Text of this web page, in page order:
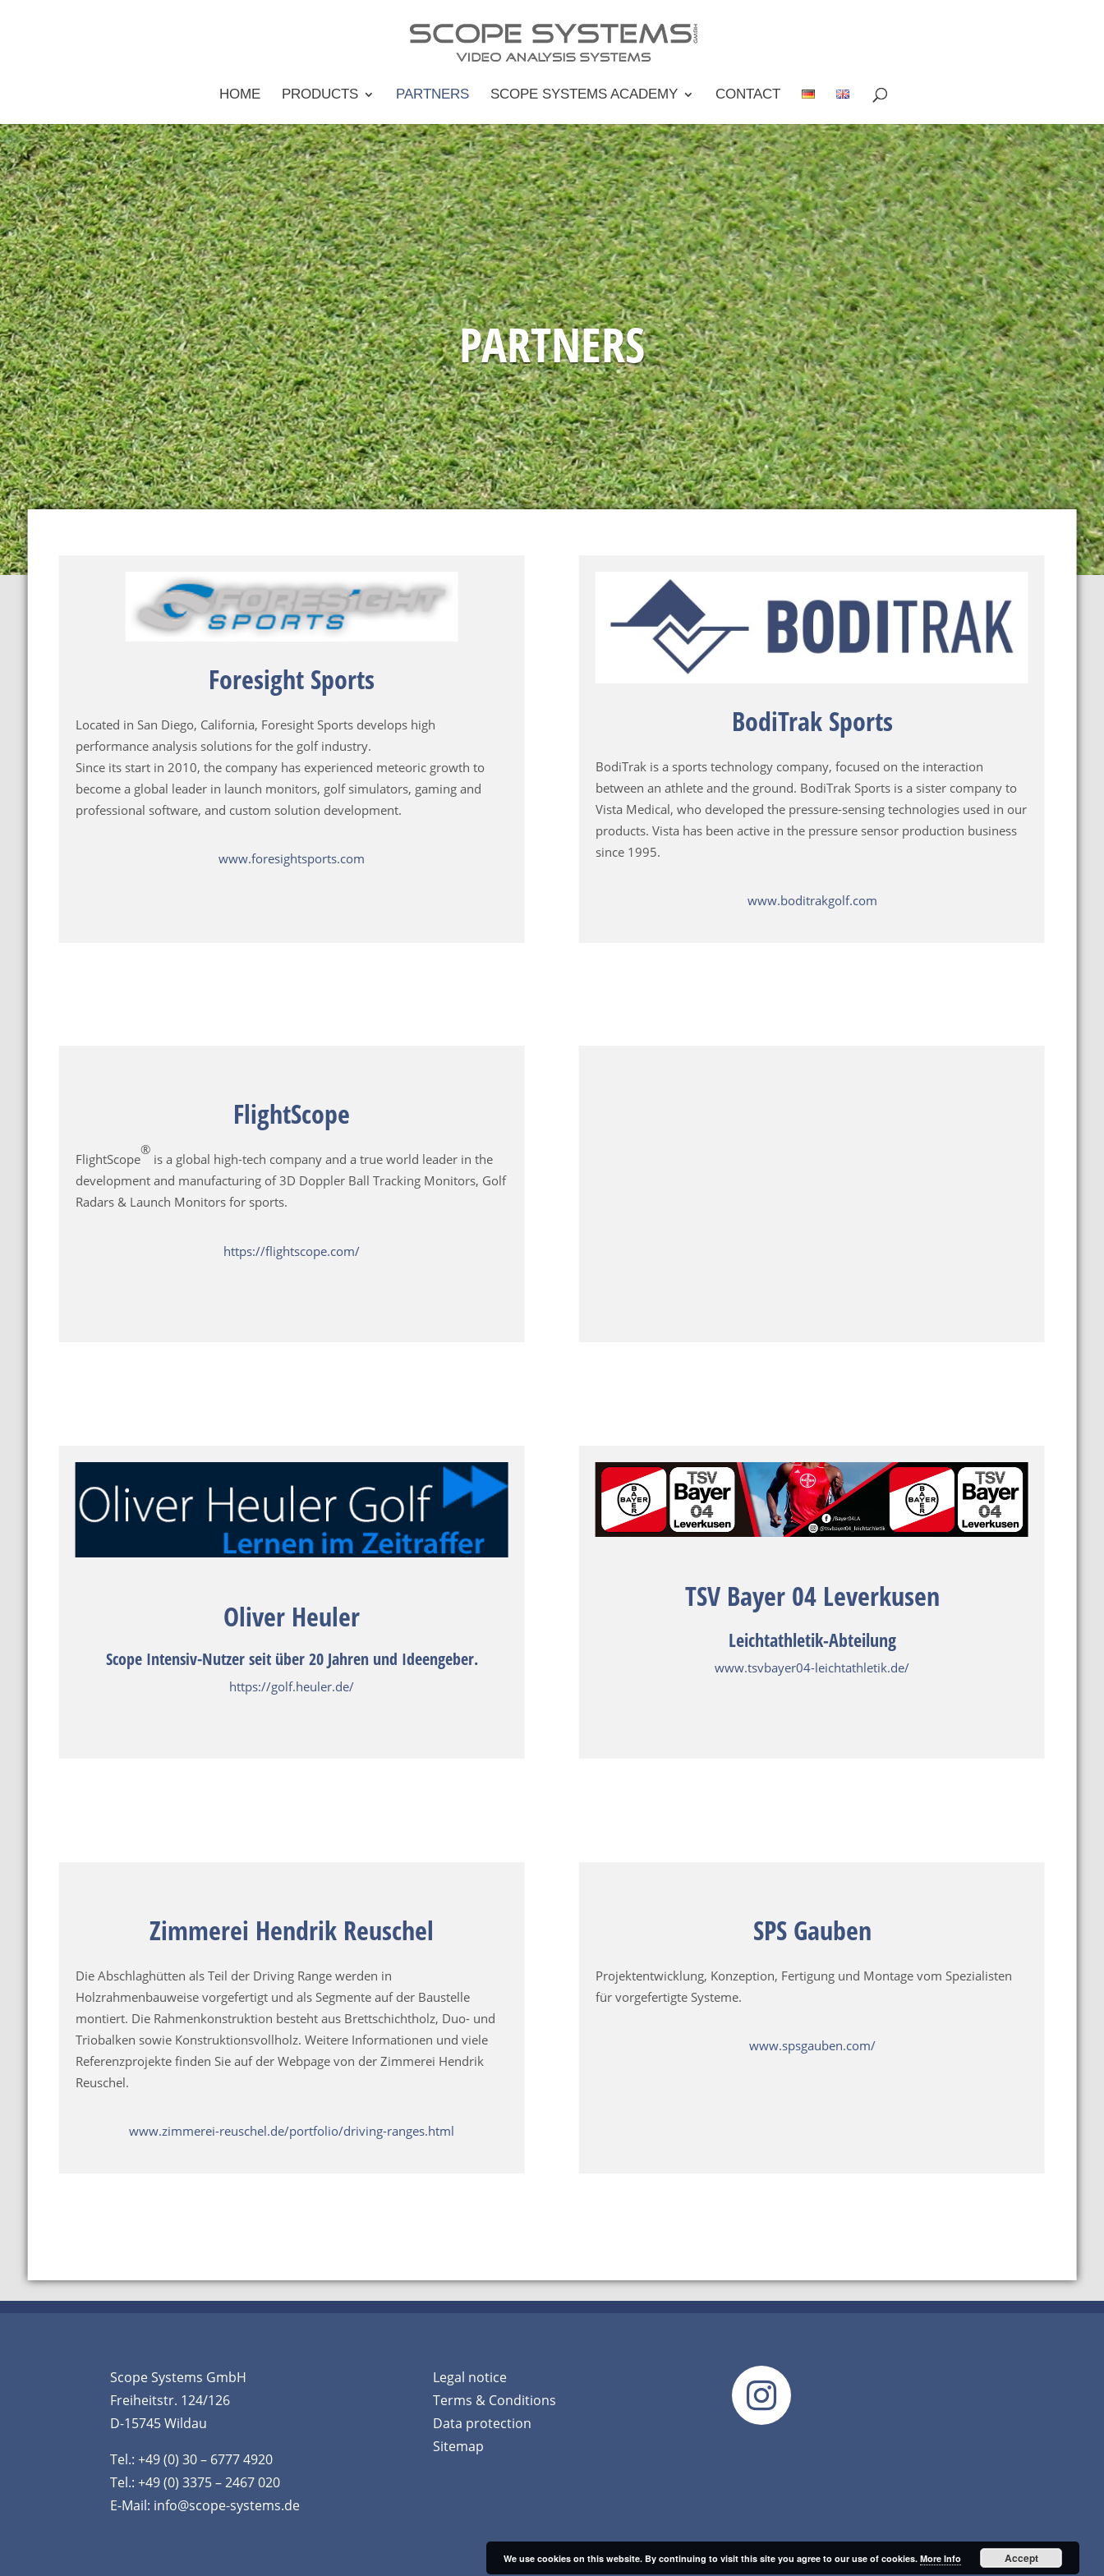
HOME PRODUCTS PARTNERS SCOPE SYSTEMS ACADEMY CONTACT
PARTNERS
Foresight Sports
Located in San Diego, California, Foresight Sports develops high
performance analysis solutions for the golf industry.
Since its start in 2010, the company has experienced meteoric growth to
become a global leader in launch monitors, golf simulators, gaming and
professional software, and custom solution development.
www.foresightsports.com
BodiTrak Sports
BodiTrak is a sports technology company, focused on the interaction
between an athlete and the ground. BodiTrak Sports is a sister company to
Vista Medical, who developed the pressure-sensing technologies used in our
products. Vista has been active in the pressure sensor production business
since 1995.
www.boditrakgolf.com
FlightScope
FlightScope
®
is a global high-tech company and a true world leader in the
development and manufacturing of 3D Doppler Ball Tracking Monitors, Golf
Radars & Launch Monitors for sports.
https://flightscope.com/
Oliver Heuler
Scope Intensiv-Nutzer seit über 20 Jahren und Ideengeber.
https://golf.heuler.de/
TSV Bayer 04 Leverkusen
Leichtathletik-Abteilung
www.tsvbayer04-leichtathletik.de/
Zimmerei Hendrik Reuschel
Die Abschlaghütten als Teil der Driving Range werden in
Holzrahmenbauweise vorgefertigt und als Segmente auf der Baustelle
montiert. Die Rahmenkonstruktion besteht aus Brettschichtholz, Duo- und
Triobalken sowie Konstruktionsvollholz. Weitere Informationen und viele
Referenzprojekte finden Sie auf der Webpage von der Zimmerei Hendrik
Reuschel.
www.zimmerei-reuschel.de/portfolio/driving-ranges.html
SPS Gauben
Projektentwicklung, Konzeption, Fertigung und Montage vom Spezialisten
für vorgefertigte Systeme.
www.spsgauben.com/
Scope Systems GmbH
Freiheitstr. 124/126
D-15745 Wildau
Tel.: +49 (0) 30 – 6777 4920
Tel.: +49 (0) 3375 – 2467 020
E-Mail: info@scope-systems.de
Legal notice
Terms & Conditions
Data protection
Sitemap

We use cookies on this website. By continuing to visit this site you agree to our use of cookies. More Info Accept